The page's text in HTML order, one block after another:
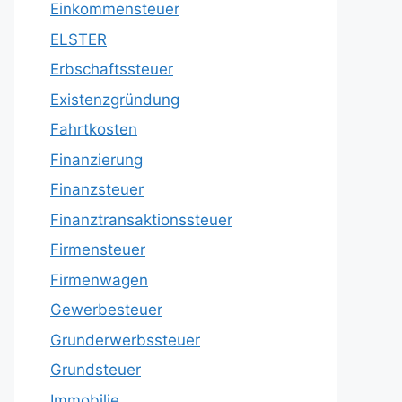
Einkommensteuer
ELSTER
Erbschaftssteuer
Existenzgründung
Fahrtkosten
Finanzierung
Finanzsteuer
Finanztransaktionssteuer
Firmensteuer
Firmenwagen
Gewerbesteuer
Grunderwerbssteuer
Grundsteuer